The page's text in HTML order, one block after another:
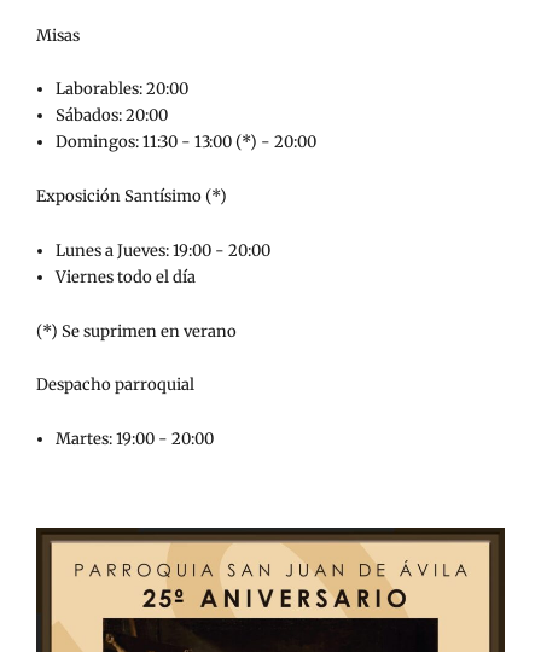
Misas
Laborables: 20:00
Sábados: 20:00
Domingos: 11:30 - 13:00 (*) - 20:00
Exposición Santísimo (*)
Lunes a Jueves: 19:00 - 20:00
Viernes todo el día
(*) Se suprimen en verano
Despacho parroquial
Martes: 19:00 - 20:00